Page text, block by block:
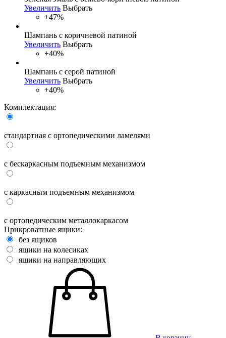
Увеличить Выбрать
+47%
Шампань с коричневой патиной
Увеличить Выбрать
+40%
Шампань с серой патиной
Увеличить Выбрать
+40%
Комплектация:
стандартная с ортопедическими ламелями
с бескаркасным подъемным механизмом
с каркасным подъемным механизмом
с ортопедическим металлокаркасом
Прикроватные ящики:
без ящиков
ящики на колесиках
ящики на направляющих